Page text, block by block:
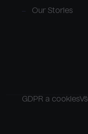
Our Stories
GDPR a cookies